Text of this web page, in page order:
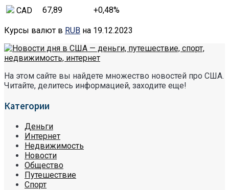
CAD
67,89 +0,48%
Курсы валют в RUB на 19.12.2023
На этом сайте вы найдете множество новостей про США.
Читайте, делитесь информацией, заходите еще!
Категории
Деньги
Интернет
Недвижимость
Новости
Общество
Путешествие
Спорт